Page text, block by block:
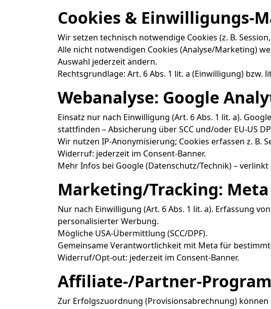
Cookies & Einwilligungs-
Wir setzen technisch notwendige Cookies (z. B.
Alle nicht notwendigen Cookies (Analyse/Marketing)
Auswahl jederzeit ändern.
Rechtsgrundlage: Art. 6 Abs. 1 lit. a (Einwilligung) bzw.
Webanalyse: Google
Einsatz nur nach Einwilligung (Art. 6 Abs. 1 lit. a).
stattfinden – Absicherung über SCC und/oder EU-US
Wir nutzen IP-Anonymisierung; Cookies erfassen z.
Widerruf: jederzeit im Consent-Banner.
Mehr Infos bei Google (Datenschutz/Technik) – verlinkt
Marketing/Tracking: Meta
Nur nach Einwilligung (Art. 6 Abs. 1 lit. a). Erfassung
personalisierter Werbung.
Mögliche USA-Übermittlung (SCC/DPF).
Gemeinsame Verantwortlichkeit mit Meta für
Widerruf/Opt-out: jederzeit im Consent-Banner.
Affiliate-/Partner-
Zur Erfolgszuordnung (Provisionsabrechnung)